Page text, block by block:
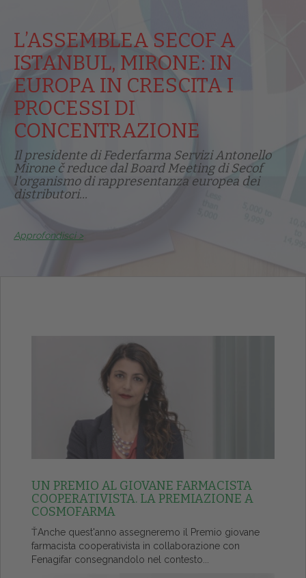
L’ASSEMBLEA SECOF A
ISTANBUL, MIRONE: IN
EUROPA IN CRESCITA I
PROCESSI DI
CONCENTRAZIONE
Il presidente di Federfarma Servizi Antonello
Mirone č reduce dal Board Meeting di Secof
l'organismo di rappresentanza europea dei
distributori...
Approfondisci >
UN PREMIO AL GIOVANE FARMACISTA
COOPERATIVISTA. LA PREMIAZIONE A
COSMOFARMA
ŤAnche quest'anno assegneremo il Premio giovane
farmacista cooperativista in collaborazione con
Fenagifar consegnandolo nel contesto...